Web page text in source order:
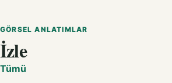
GÖRSEL ANLATIMLAR
İzle
Tümü